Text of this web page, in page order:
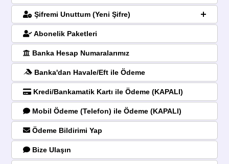
Şifremi Unuttum (Yeni Şifre)
Abonelik Paketleri
Banka Hesap Numaralarımız
Banka'dan Havale/Eft ile Ödeme
Kredi/Bankamatik Kartı ile Ödeme (KAPALI)
Mobil Ödeme (Telefon) ile Ödeme (KAPALI)
Ödeme Bildirimi Yap
Bize Ulaşın